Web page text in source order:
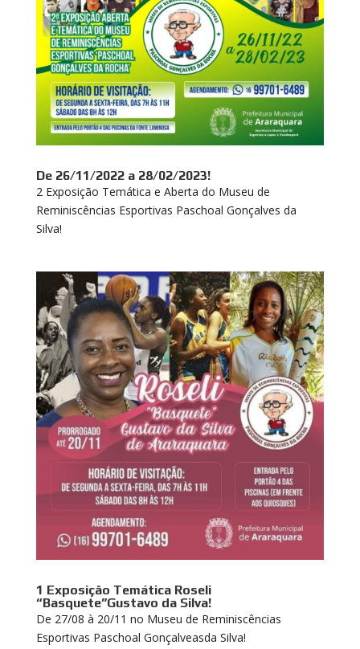
De 26/11/2022 a 28/02/2023!
2 Exposição Temática e Aberta do Museu de
Reminiscências Esportivas Paschoal Gonçalves da
Silva!
1 Exposição Temática Roseli
“Basquete”Gustavo da Silva!
De 27/08 à 20/11 no Museu de Reminiscências
Esportivas Paschoal Gonçalveasda Silva!